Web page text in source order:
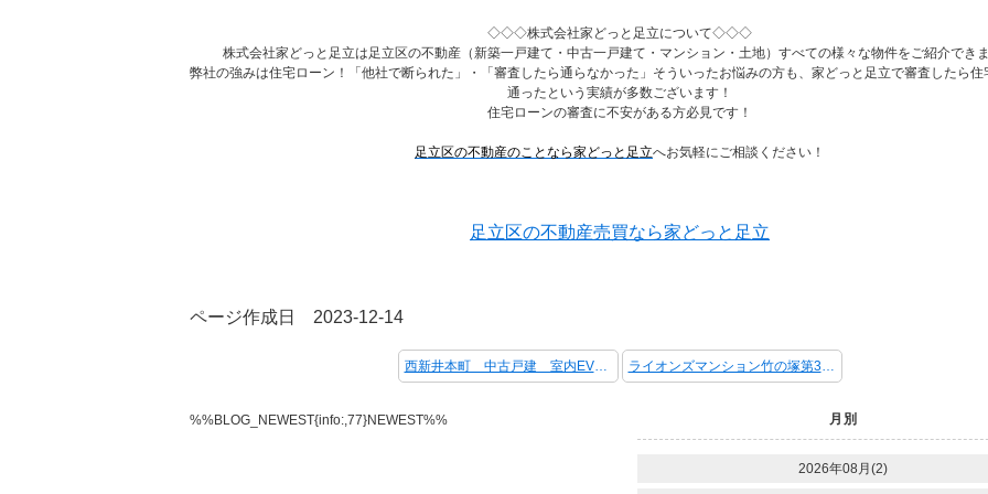
◇◇◇株式会社家どっと足立について◇◇◇
株式会社家どっと足立は足立区の不動産（新築一戸建て・中古一戸建て・マンション・土地）すべての様々な物件をご紹介できま
弊社の強みは住宅ローン！「他社で断られた」・「審査したら通らなかった」そういったお悩みの方も、家どっと足立で審査したら住
通ったという実績が多数ございます！
住宅ローンの審査に不安がある方必見です！
足立区の不動産のことなら家どっと足立へお気軽にご相談ください！
足立区の不動産売買なら家どっと足立
ページ作成日 2023-12-14
西新井本町 中古戸建 室内EV有 全居室エアコン付き ライオンズマンション竹の塚第3 中古マンション 南西角部屋 ルーフバルコニー
%%BLOG_NEWEST{info:,77}NEWEST%% 月別
2026年08月(2)